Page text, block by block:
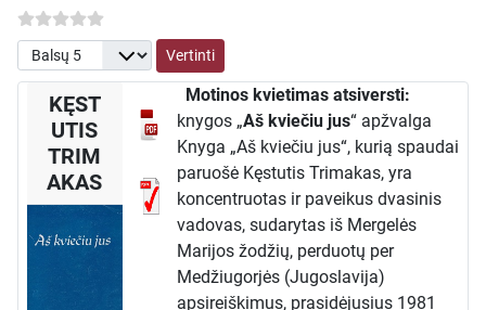
Prašome įvertinti
KĘST
UTIS
TRIM
AKAS
Motinos kvietimas atsiversti:
knygos „Aš kviečiu jus“ apžvalga
Knyga „Aš kviečiu jus“, kurią spaudai
paruošė Kęstutis Trimakas, yra
koncentruotas ir paveikus dvasinis
vadovas, sudarytas iš Mergelės
Marijos žodžių, perduotų per
Medžiugorjės (Jugoslavija)
apsireiškimus, prasidėjusius 1981